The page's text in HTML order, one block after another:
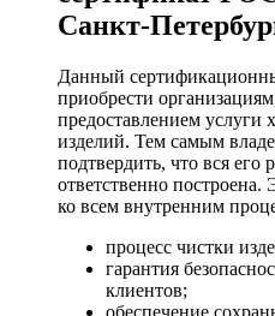
Санкт-
Данный
приобрести
предоставлением услуги
изделий. Тем самым
подтвердить, что вся его
ответственно построена.
ко всем внутренним
процесс чистки
гарантия
клиентов;
обеспечение